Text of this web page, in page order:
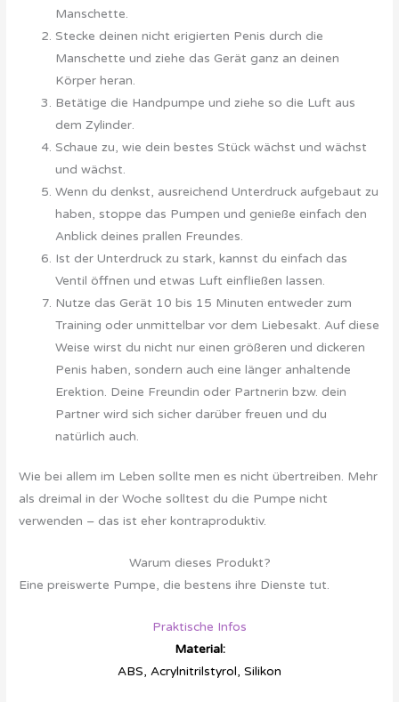
Manschette.
Stecke deinen nicht erigierten Penis durch die
Manschette und ziehe das Gerät ganz an deinen
Körper heran.
Betätige die Handpumpe und ziehe so die Luft aus
dem Zylinder.
Schaue zu, wie dein bestes Stück wächst und wächst
und wächst.
Wenn du denkst, ausreichend Unterdruck aufgebaut zu
haben, stoppe das Pumpen und genieße einfach den
Anblick deines prallen Freundes.
Ist der Unterdruck zu stark, kannst du einfach das
Ventil öffnen und etwas Luft einfließen lassen.
Nutze das Gerät 10 bis 15 Minuten entweder zum
Training oder unmittelbar vor dem Liebesakt. Auf diese
Weise wirst du nicht nur einen größeren und dickeren
Penis haben, sondern auch eine länger anhaltende
Erektion. Deine Freundin oder Partnerin bzw. dein
Partner wird sich sicher darüber freuen und du
natürlich auch.
Wie bei allem im Leben sollte men es nicht übertreiben. Mehr
als dreimal in der Woche solltest du die Pumpe nicht
verwenden – das ist eher kontraproduktiv.
Warum dieses Produkt?
Eine preiswerte Pumpe, die bestens ihre Dienste tut.
Praktische Infos
Material:
ABS, Acrylnitrilstyrol, Silikon